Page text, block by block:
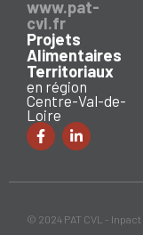
www.pat-
cvl.fr
Projets
Alimentaires
Territoriaux
en région
Centre-Val-de-
Loire
© 2024 PAT CVL -